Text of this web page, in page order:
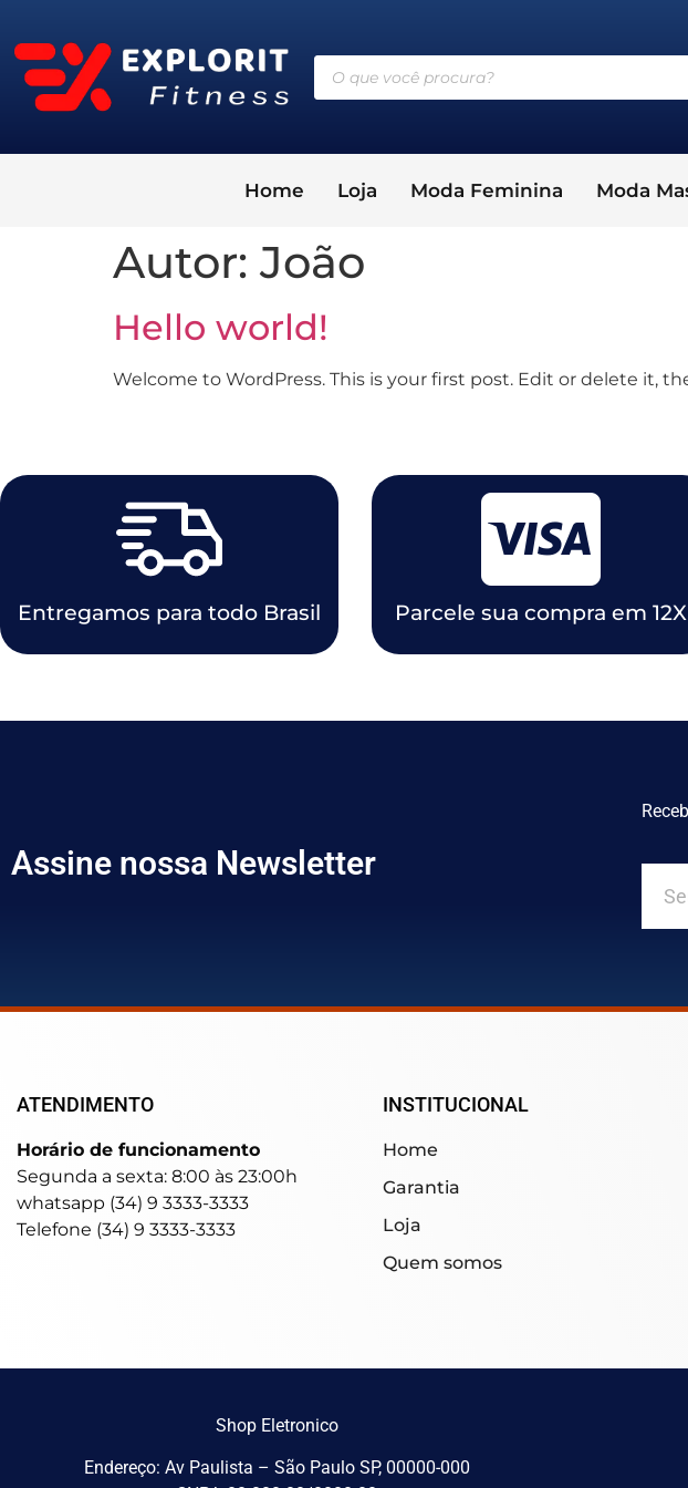
Home Loja Moda Feminina Moda
Autor:João
Hello world!
Welcome to WordPress. This is your first post. Edit or delete it,
Entregamos para todo Brasil Parcele sua compra em 12X
Assine nossa Newsletter
ATENDIMENTO
Horário de funcionamento
Segunda a sexta: 8:00 às 23:00h
whatsapp (34) 9 3333-3333
Telefone (34) 9 3333-3333
INSTITUCIONAL
Home
Garantia
Loja
Quem somos
Shop Eletronico
Endereço: Av Paulista – São Paulo SP, 00000-000